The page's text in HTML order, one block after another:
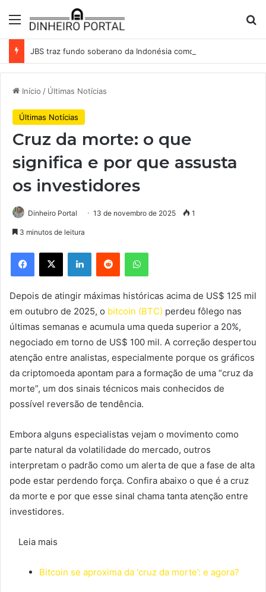
Menu
Início / Últimas Notícias
Últimas Notícias
Cruz da morte: o que
significa e por que assusta
os investidores
Dinheiro Portal 13 de novembro de 2025 1
3 minutos de leitura
Facebook
X LinkedinReddit WhatsApp
Depois de atingir máximas históricas acima de US$ 125 mil
em outubro de 2025, o bitcoin (BTC) perdeu fôlego nas
últimas semanas e acumula uma queda superior a 20%,
negociado em torno de US$ 100 mil. A correção despertou
atenção entre analistas, especialmente porque os gráficos
da criptomoeda apontam para a formação de uma “cruz da
morte”, um dos sinais técnicos mais conhecidos de
possível reversão de tendência.
Embora alguns especialistas vejam o movimento como
parte natural da volatilidade do mercado, outros
interpretam o padrão como um alerta de que a fase de alta
pode estar perdendo força. Confira abaixo o que é a cruz
da morte e por que esse sinal chama tanta atenção entre
investidores.
Leia mais
Bitcoin se aproxima da ‘cruz da morte’: e agora?